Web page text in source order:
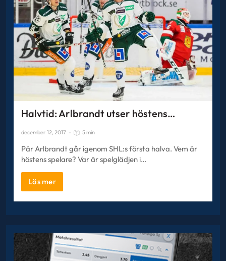
Halvtid: Arlbrandt utser höstens…
december 12, 2017 - 5 min
Pär Arlbrandt går igenom SHL:s första halva. Vem är
höstens spelare? Var är spelglädjen i…
Läs mer